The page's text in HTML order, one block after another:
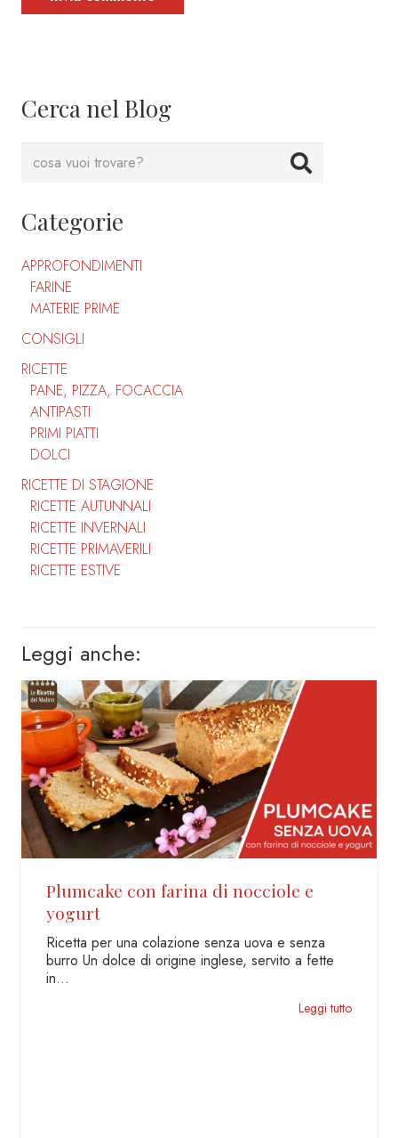
Cerca nel Blog
Categorie
APPROFONDIMENTI
FARINE
MATERIE PRIME
CONSIGLI
RICETTE
PANE, PIZZA, FOCACCIA
ANTIPASTI
PRIMI PIATTI
DOLCI
RICETTE DI STAGIONE
RICETTE AUTUNNALI
RICETTE INVERNALI
RICETTE PRIMAVERILI
RICETTE ESTIVE
Leggi anche:
Gnocchi di Patate e Farina di Farro
Un’idea per il pranzo della domenica: gnocchi di
farro al burro Veloce e semplice, un primo piatto
che…